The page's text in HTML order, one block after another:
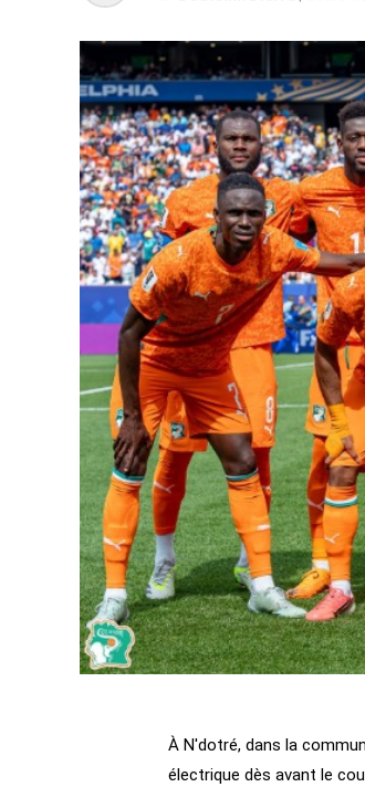
À N'dotré, dans la
électrique dès avant le